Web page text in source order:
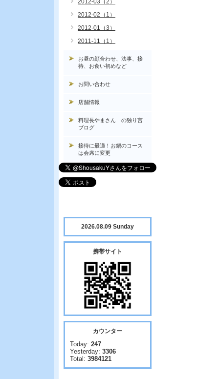
2012-03（2）
2012-02（1）
2012-01（3）
2011-11（1）
お昼の顔合わせ、法事、接
待、お食い初めなど
お問い合わせ
店舗情報
料理長やまさん の独り言
ブログ
接待に最適！お鍋のコース
は会席に変更
2026.08.09 Sunday
携帯サイト
カウンター
Today: 247
Yesterday: 3306
Total: 3984121